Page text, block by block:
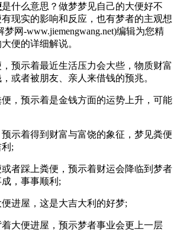
是什么意思？做梦梦见自己的大便好不
现实的影响和反应，也有梦者的主观想
网-www.jiemengwang.net)编辑为您精
便的详细解说。
示着最近生活压力会大些，物质财富
或者被朋友、亲人来借钱的预兆。
预示着是金钱方面的运势上升，可能
着得到财富与富饶的象征，梦见粪便
;
踩上粪便，预示着财运会降临到梦者
，事事顺利;
屋，这是大吉大利的好梦;
便进屋，预示梦者事业会更上一层